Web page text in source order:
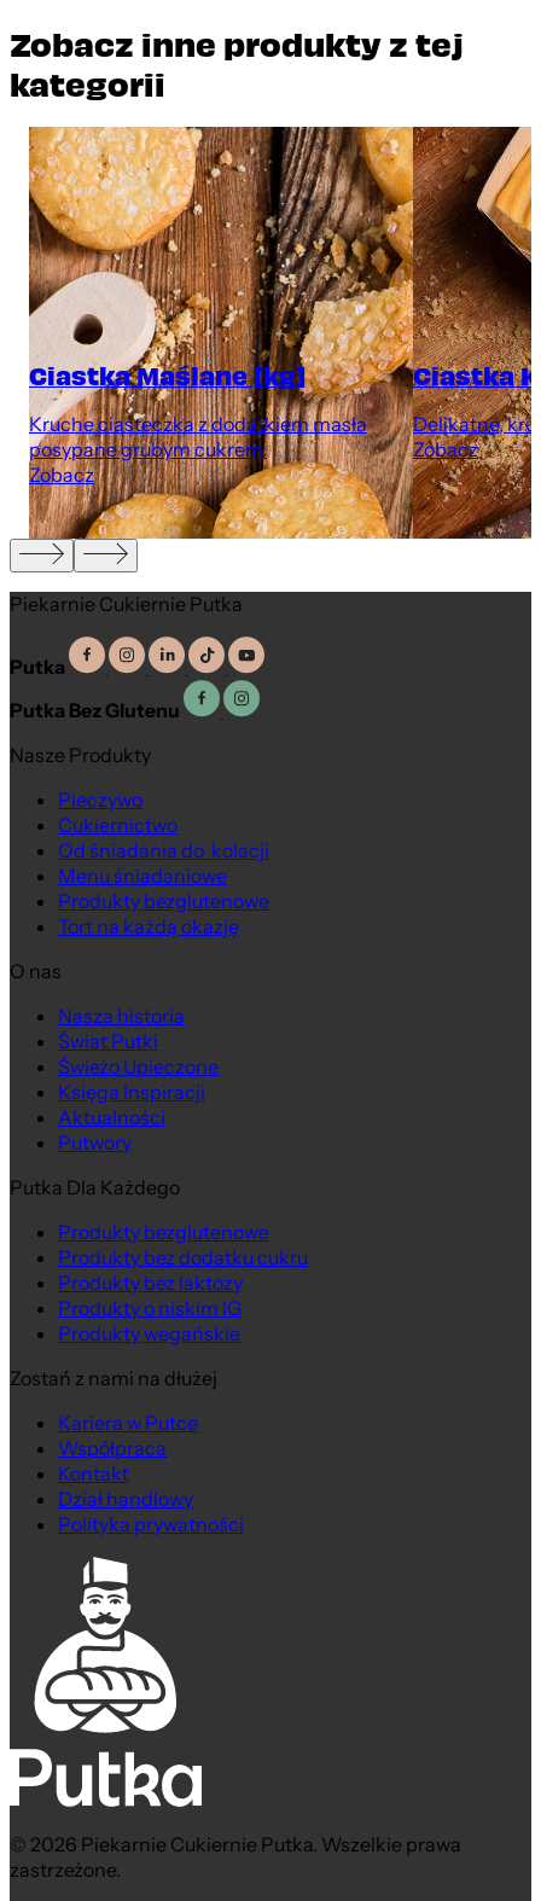
Zobacz inne produkty z tej
kategorii
Ciastka Maślane [kg]
Kruche ciasteczka z dodatkiem masła
posypane grubym cukrem.
Zobacz
Ciastka
Delikatne,
Zobacz
Piekarnie Cukiernie Putka
Putka
Putka Bez Glutenu
Nasze Produkty
Pieczywo
Cukiernictwo
Od śniadania do kolacji
Menu śniadaniowe
Produkty bezglutenowe
Tort na każdą okazję
O nas
Nasza historia
Świat Putki
Świeżo Upieczone
Księga Inspiracji
Aktualności
Putwory
Putka Dla Każdego
Produkty bezglutenowe
Produkty bez dodatku cukru
Produkty bez laktozy
Produkty o niskim IG
Produkty wegańskie
Zostań z nami na dłużej
Kariera w Putce
Współpraca
Kontakt
Dział handlowy
Polityka prywatności
© 2026 Piekarnie Cukiernie Putka. Wszelkie prawa
zastrzeżone.